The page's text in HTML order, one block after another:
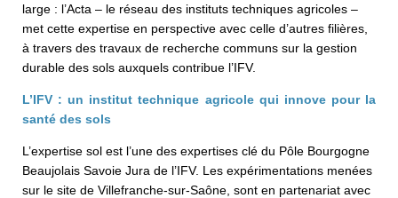
large : l’Acta – le réseau des instituts techniques agricoles –
met cette expertise en perspective avec celle d’autres filières,
à travers des travaux de recherche communs sur la gestion
durable des sols auxquels contribue l’IFV.
L’IFV : un institut technique agricole qui innove pour la
santé des sols
L’expertise sol est l’une des expertises clé du Pôle Bourgogne
Beaujolais Savoie Jura de l’IFV. Les expérimentations menées
sur le site de Villefranche-sur-Saône, sont en partenariat avec